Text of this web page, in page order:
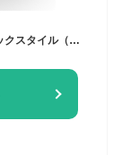
＼クーポン有／アウター MA‐1ロングブルゾン シックスタイル（大きいサイズ対応）カジュアル 20代 30代 40代 50代 春夏秋